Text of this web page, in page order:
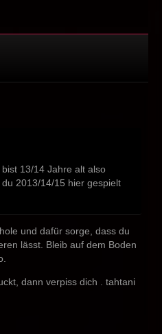
13/14 Jahre alt also
2013/14/15 hier gespielt
und dafür sorge, dass du
lässt. Bleib auf dem Boden
dann verpiss dich . tahtani